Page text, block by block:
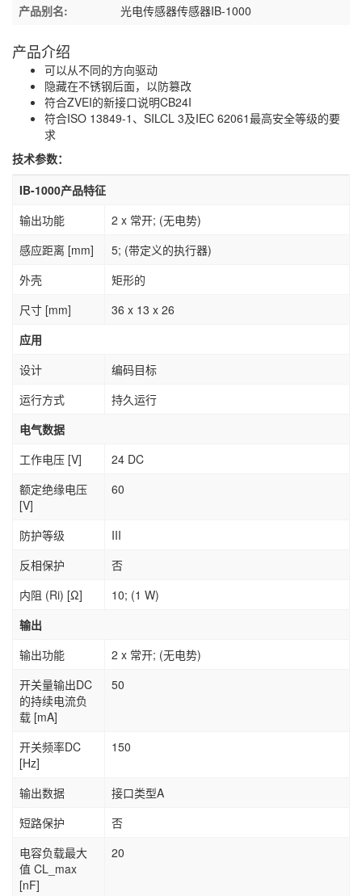
产品别名:
光电传感器传感器IB-1000
产品介绍
可以从不同的方向驱动
隐藏在不锈钢后面，以防篡改
符合ZVEI的新接口说明CB24I
符合ISO 13849-1、SILCL 3及IEC 62061最高安全等级的要
求
技术参数：
IB-1000产品特征
输出功能
2 x 常开; (无电势)
感应距离 [mm]
5; (带定义的执行器)
外壳
矩形的
尺寸 [mm]
36 x 13 x 26
应用
设计
编码目标
运行方式
持久运行
电气数据
工作电压 [V]
24 DC
额定绝缘电压
[V]
60
防护等级
III
反相保护
否
内阻 (Ri) [Ω]
10; (1 W)
输出
输出功能
2 x 常开; (无电势)
开关量输出DC
的持续电流负
载 [mA]
50
开关频率DC
[Hz]
150
输出数据
接口类型A
短路保护
否
电容负载最大
值 CL_max
[nF]
20